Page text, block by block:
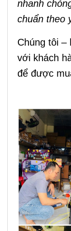
nhanh
chuẩn theo
Chúng tôi –
với khách
để được